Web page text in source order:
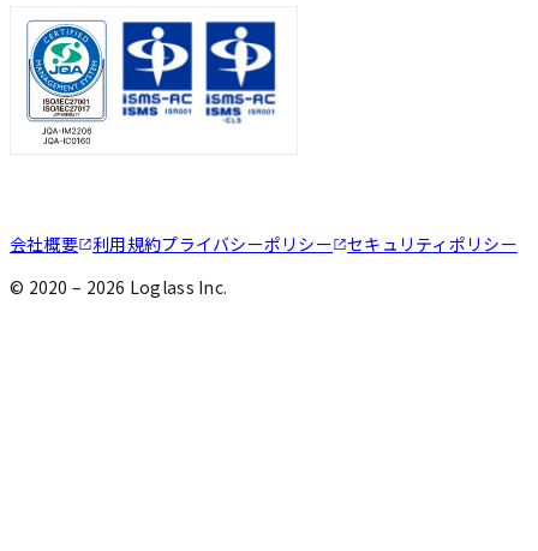
会社概要 利用規約プライバシーポリシー
セキュリティポリシー
© 2020 – 2026 Loglass Inc.